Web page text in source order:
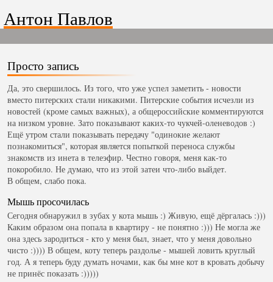
Антон Павлов
Просто запись
Да, это свершилось. Из того, что уже успел заметить - новости
вместо питерских стали никакими. Питерские события исчезли из
новостей (кроме самых важных), а общероссийские комментируются
на низком уровне. Зато показывают каких-то чукчей-оленеводов :)
Ещё утром стали показывать передачу "одинокие желают
познакомиться", которая является попыткой переноса службы
знакомств из инета в телеэфир. Честно говоря, меня как-то
покоробило. Не думаю, что из этой затеи что-либо выйдет.
В общем, слабо пока.
Мышь просочилась
Сегодня обнаружил в зубах у кота мышь :) Живую, ещё дёргалась :)))
Каким образом она попала в квартиру - не понятно :))) Не могла же
она здесь зародиться - кто у меня был, знает, что у меня довольно
чисто :)))) В общем, коту теперь раздолье - мышей ловить круглый
год. А я теперь буду думать ночами, как бы мне кот в кровать добычу
не принёс показать :)))))